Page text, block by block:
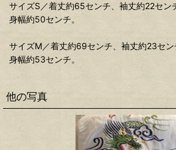
サイズS／着丈約65センチ、袖丈約22セン
身幅約50センチ。
サイズM／着丈約69センチ、袖丈約23セン
身幅約53センチ。
他の写真